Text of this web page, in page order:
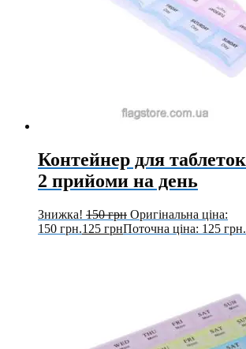
Контейнер для
2 прийоми на день
Знижка! 150грн Оригінальна ціна:
150 грн.125 грнПоточна ціна: 125 грн.